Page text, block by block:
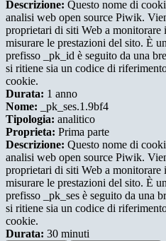
Descrizione: Questo nome di
analisi web open source Piwik.
proprietari di siti Web a
misurare le prestazioni del sito. È
prefisso _pk_id è seguito da una
si ritiene sia un codice di
cookie.
Durata: 1 anno
Nome: _pk_ses.1.9bf4
Tipologia: analitico
Proprieta: Prima parte
Descrizione: Questo nome di
analisi web open source Piwik.
proprietari di siti Web a
misurare le prestazioni del sito. È
prefisso _pk_ses è seguito da una
si ritiene sia un codice di
cookie.
Durata: 30 minuti